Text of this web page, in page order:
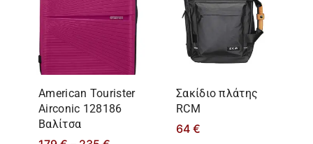
American Tourister
Airconic 128186
Βαλίτσα
Σακίδιο πλάτης
RCM
64 €